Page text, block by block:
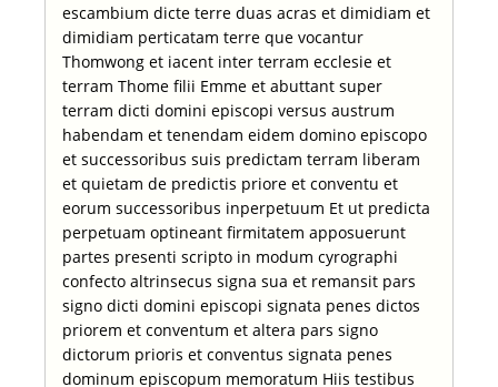
escambium dicte terre duas acras et dimidiam et
dimidiam perticatam terre que vocantur
Thomwong et iacent inter terram ecclesie et
terram Thome filii Emme et abuttant super
terram dicti domini episcopi versus austrum
habendam et tenendam eidem domino episcopo
et successoribus suis predictam terram liberam
et quietam de predictis priore et conventu et
eorum successoribus inperpetuum Et ut predicta
perpetuam optineant firmitatem apposuerunt
partes presenti scripto in modum cyrographi
confecto altrinsecus signa sua et remansit pars
signo dicti domini episcopi signata penes dictos
priorem et conventum et altera pars signo
dictorum prioris et conventus signata penes
dominum episcopum memoratum Hiis testibus